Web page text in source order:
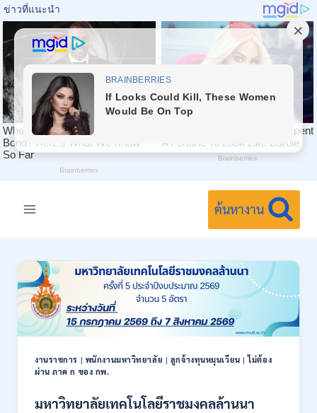
ค้นหางาน
งานราชการ | พนักงานมหาวิทยาลัย | ลูกจ้างทุนหมุนเวียน |ไม่ต้อง
ผ่าน ภาค ก ของ กพ.
มหาวิทยาลัยเทคโนโลยีราชมงคลล้านนา